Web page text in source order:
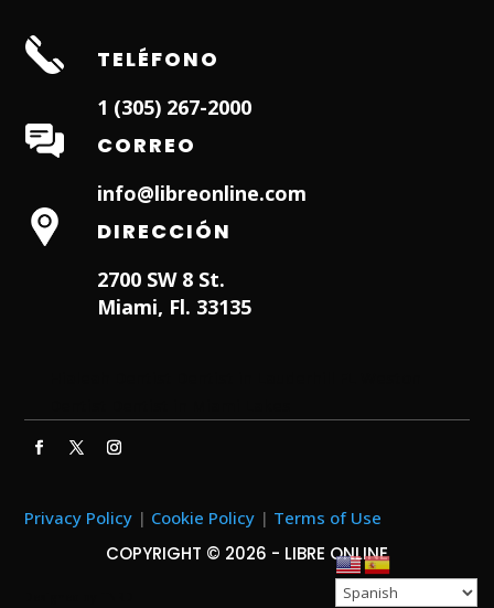
TELÉFONO
1 (305) 267-2000
CORREO
info@libreonline.com
DIRECCIÓN
2700 SW 8 St.
Miami, Fl. 33135
Privacy Policy | Cookie Policy | Terms of Use
COPYRIGHT © 2026 - LIBRE ONLINE